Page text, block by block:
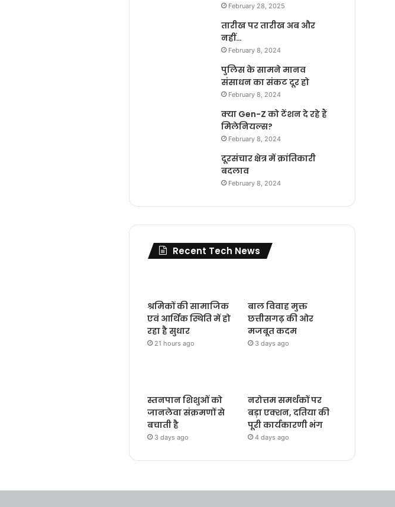
February 28, 2025
तारीख पर तारीख अब और
नहीं…
February 8, 2024
पुलिस के सामने मानव
संसाधन का संकट दूर हो
February 8, 2024
क्या Gen-Z को टेंशन दे रहे हैं
मिलेनियल्स?
February 8, 2024
दूरसंचार क्षेत्र में क्रांतिकारी
बदलाव
February 8, 2024
Recent Tech News
श्रमिकों की सामाजिक
एवं आर्थिक स्थिति में हो
रहा है सुधार
21 hours ago
बाल विवाह मुक्त
छत्तीसगढ़ की ओर
मजबूत कदम
3 days ago
स्तनपान शिशुओं को
जानलेवा संक्रमणों से
बचाती है
3 days ago
नरोत्तम समर्थकों पर
बड़ा एक्शन, दतिया की
पूरी कार्यकारणी भंग
4 days ago